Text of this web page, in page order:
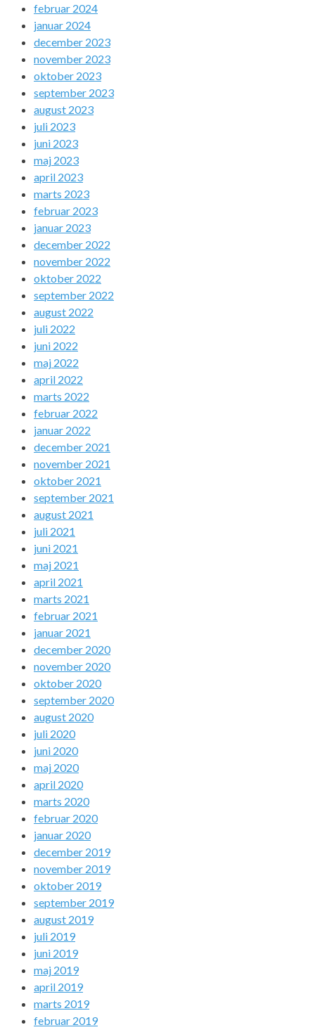
februar 2024
januar 2024
december 2023
november 2023
oktober 2023
september 2023
august 2023
juli 2023
juni 2023
maj 2023
april 2023
marts 2023
februar 2023
januar 2023
december 2022
november 2022
oktober 2022
september 2022
august 2022
juli 2022
juni 2022
maj 2022
april 2022
marts 2022
februar 2022
januar 2022
december 2021
november 2021
oktober 2021
september 2021
august 2021
juli 2021
juni 2021
maj 2021
april 2021
marts 2021
februar 2021
januar 2021
december 2020
november 2020
oktober 2020
september 2020
august 2020
juli 2020
juni 2020
maj 2020
april 2020
marts 2020
februar 2020
januar 2020
december 2019
november 2019
oktober 2019
september 2019
august 2019
juli 2019
juni 2019
maj 2019
april 2019
marts 2019
februar 2019